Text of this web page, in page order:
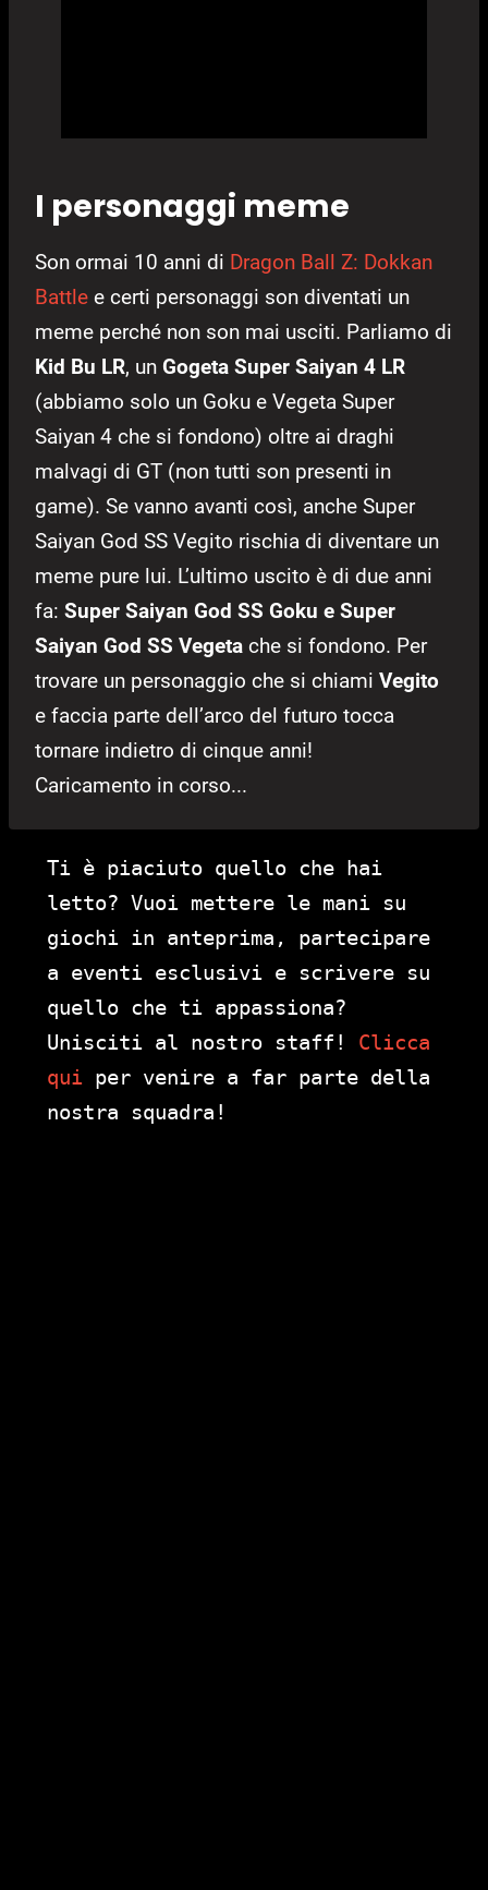
I personaggi meme
Son ormai 10 anni di Dragon Ball Z: Dokkan
Battle e certi personaggi son diventati un
meme perché non son mai usciti. Parliamo di
Kid Bu LR, un Gogeta Super Saiyan 4 LR
(abbiamo solo un Goku e Vegeta Super
Saiyan 4 che si fondono) oltre ai draghi
malvagi di GT (non tutti son presenti in
game). Se vanno avanti così, anche Super
Saiyan God SS Vegito rischia di diventare un
meme pure lui. L’ultimo uscito è di due anni
fa: Super Saiyan God SS Goku e Super
Saiyan God SS Vegeta che si fondono. Per
trovare un personaggio che si chiami Vegito
e faccia parte dell’arco del futuro tocca
tornare indietro di cinque anni!
Caricamento in corso...
Ti è piaciuto quello che hai
letto? Vuoi mettere le mani su
giochi in anteprima, partecipare
a eventi esclusivi e scrivere su
quello che ti appassiona?
Unisciti al nostro staff! Clicca
qui per venire a far parte della
nostra squadra!